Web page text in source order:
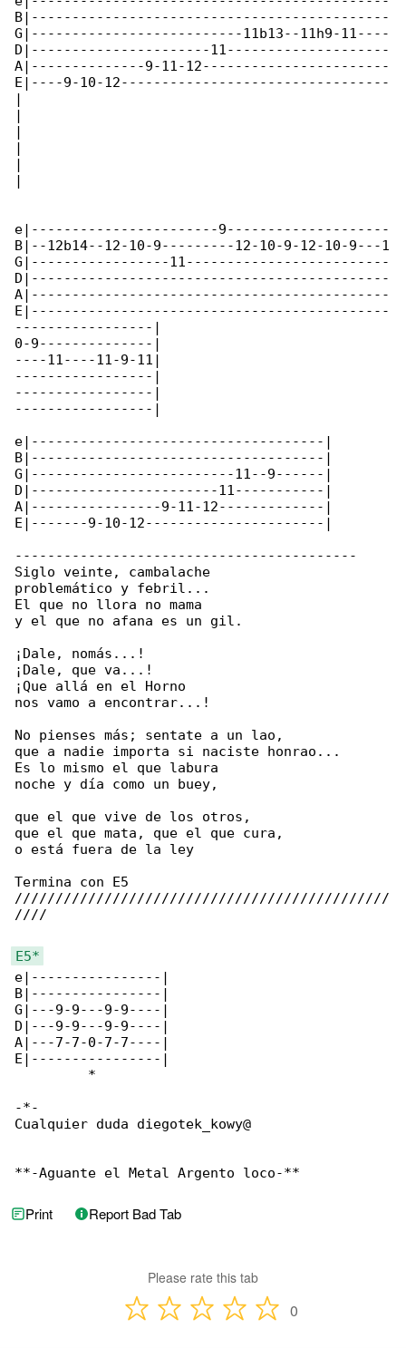
B|--------------------------------------------
G|--------------------------11b13--11h9-11----
D|----------------------11--------------------
A|--------------9-11-12-----------------------
E|----9-10-12---------------------------------
|
|
|
|
|
|
e|-----------------------9--------------------
B|--12b14--12-10-9---------12-10-9-12-10-9---1
G|-----------------11-------------------------
D|--------------------------------------------
A|--------------------------------------------
E|--------------------------------------------
-----------------|
0-9--------------|
----11----11-9-11|
-----------------|
-----------------|
-----------------|
e|------------------------------------|
B|------------------------------------|
G|-------------------------11--9------|
D|-----------------------11-----------|
A|----------------9-11-12-------------|
E|-------9-10-12----------------------|
------------------------------------------
Siglo veinte, cambalache
problemático y febril...
El que no llora no mama
y el que no afana es un gil.
¡Dale, nomás...!
¡Dale, que va...!
¡Que allá en el Horno
nos vamo a encontrar...!
No pienses más; sentate a un lao,
que a nadie importa si naciste honrao...
Es lo mismo el que labura
noche y día como un buey,
que el que vive de los otros,
que el que mata, que el que cura,
o está fuera de la ley
Termina con E5
//////////////////////////////////////////////
////
E5*
e|----------------|
B|----------------|
G|---9-9---9-9----|
D|---9-9---9-9----|
A|---7-7-0-7-7----|
E|----------------|
         *
-*-
Cualquier duda diegotek_kowy@
**-Aguante el Metal Argento loco-**
Print Report Bad Tab
Please rate this tab
0